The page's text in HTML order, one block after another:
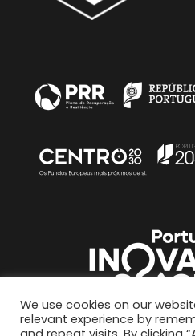
We use cookies on our
relevant experience by